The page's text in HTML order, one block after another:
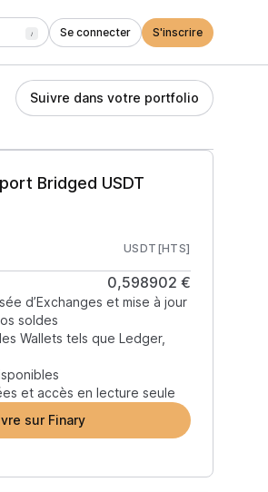
/ Se connecter S'inscrire
Suivre dans votre portfolio
Bridged USDT
USDT[HTS]
0,598902 €
d’Exchanges et mise à jour
soldes
Wallets tels que Ledger,
et accès en lecture seule
sur Finary